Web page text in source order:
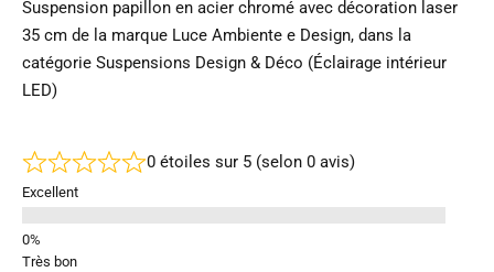
Suspension papillon en acier chromé avec décoration laser
35 cm de la marque Luce Ambiente e Design, dans la
catégorie Suspensions Design & Déco (Éclairage intérieur
LED)
0 étoiles sur 5 (selon 0 avis)
Excellent
Très bon